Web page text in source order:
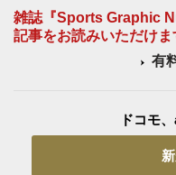
雑誌『Sports Graphic
記事をお読みいただけま
有
ドコモ